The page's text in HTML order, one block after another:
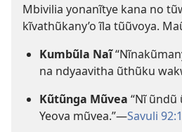
Mbivilia yonanĩtye kana no
kĩvathũkany’o ĩla tũũvoya.
Kumbũla Naĩ
na ndyaavitha ũthũku
Kũtũnga Mũvea “Nĩ
Yeova mũvea.”—Savuli 92:1